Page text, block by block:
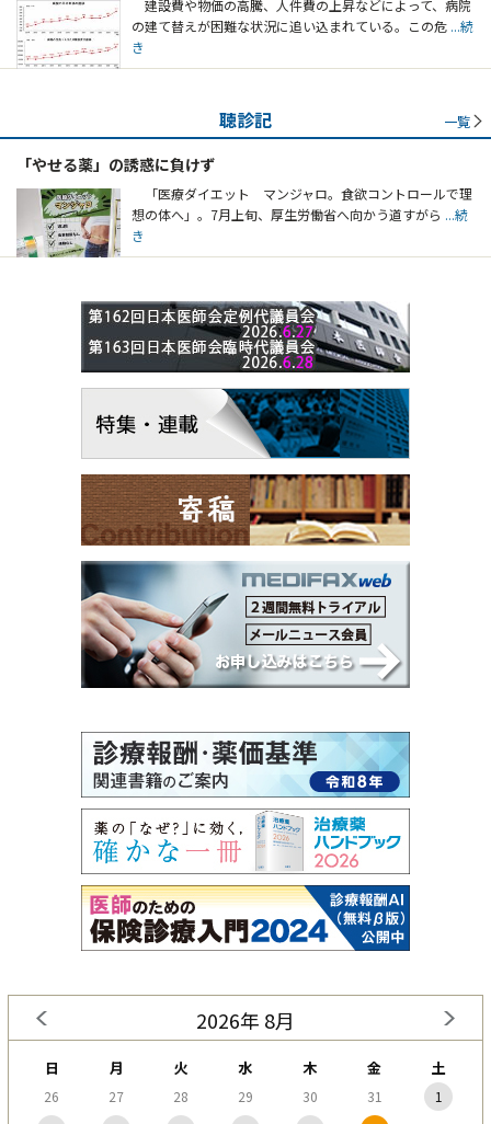
建設費や物価の高騰、人件費の上昇などによって、病院
の建て替えが困難な状況に追い込まれている。この危 ...続
き
聴診記 一覧
「やせる薬」の誘惑に負けず
「医療ダイエット マンジャロ。食欲コントロールで理
想の体へ」。7月上旬、厚生労働省へ向かう道すがら ...続
き
2026年 8月
日 月 火 水 木 金 土
26 27 28 29 30 31
1